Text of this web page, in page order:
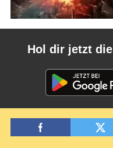
Hol dir jetzt die